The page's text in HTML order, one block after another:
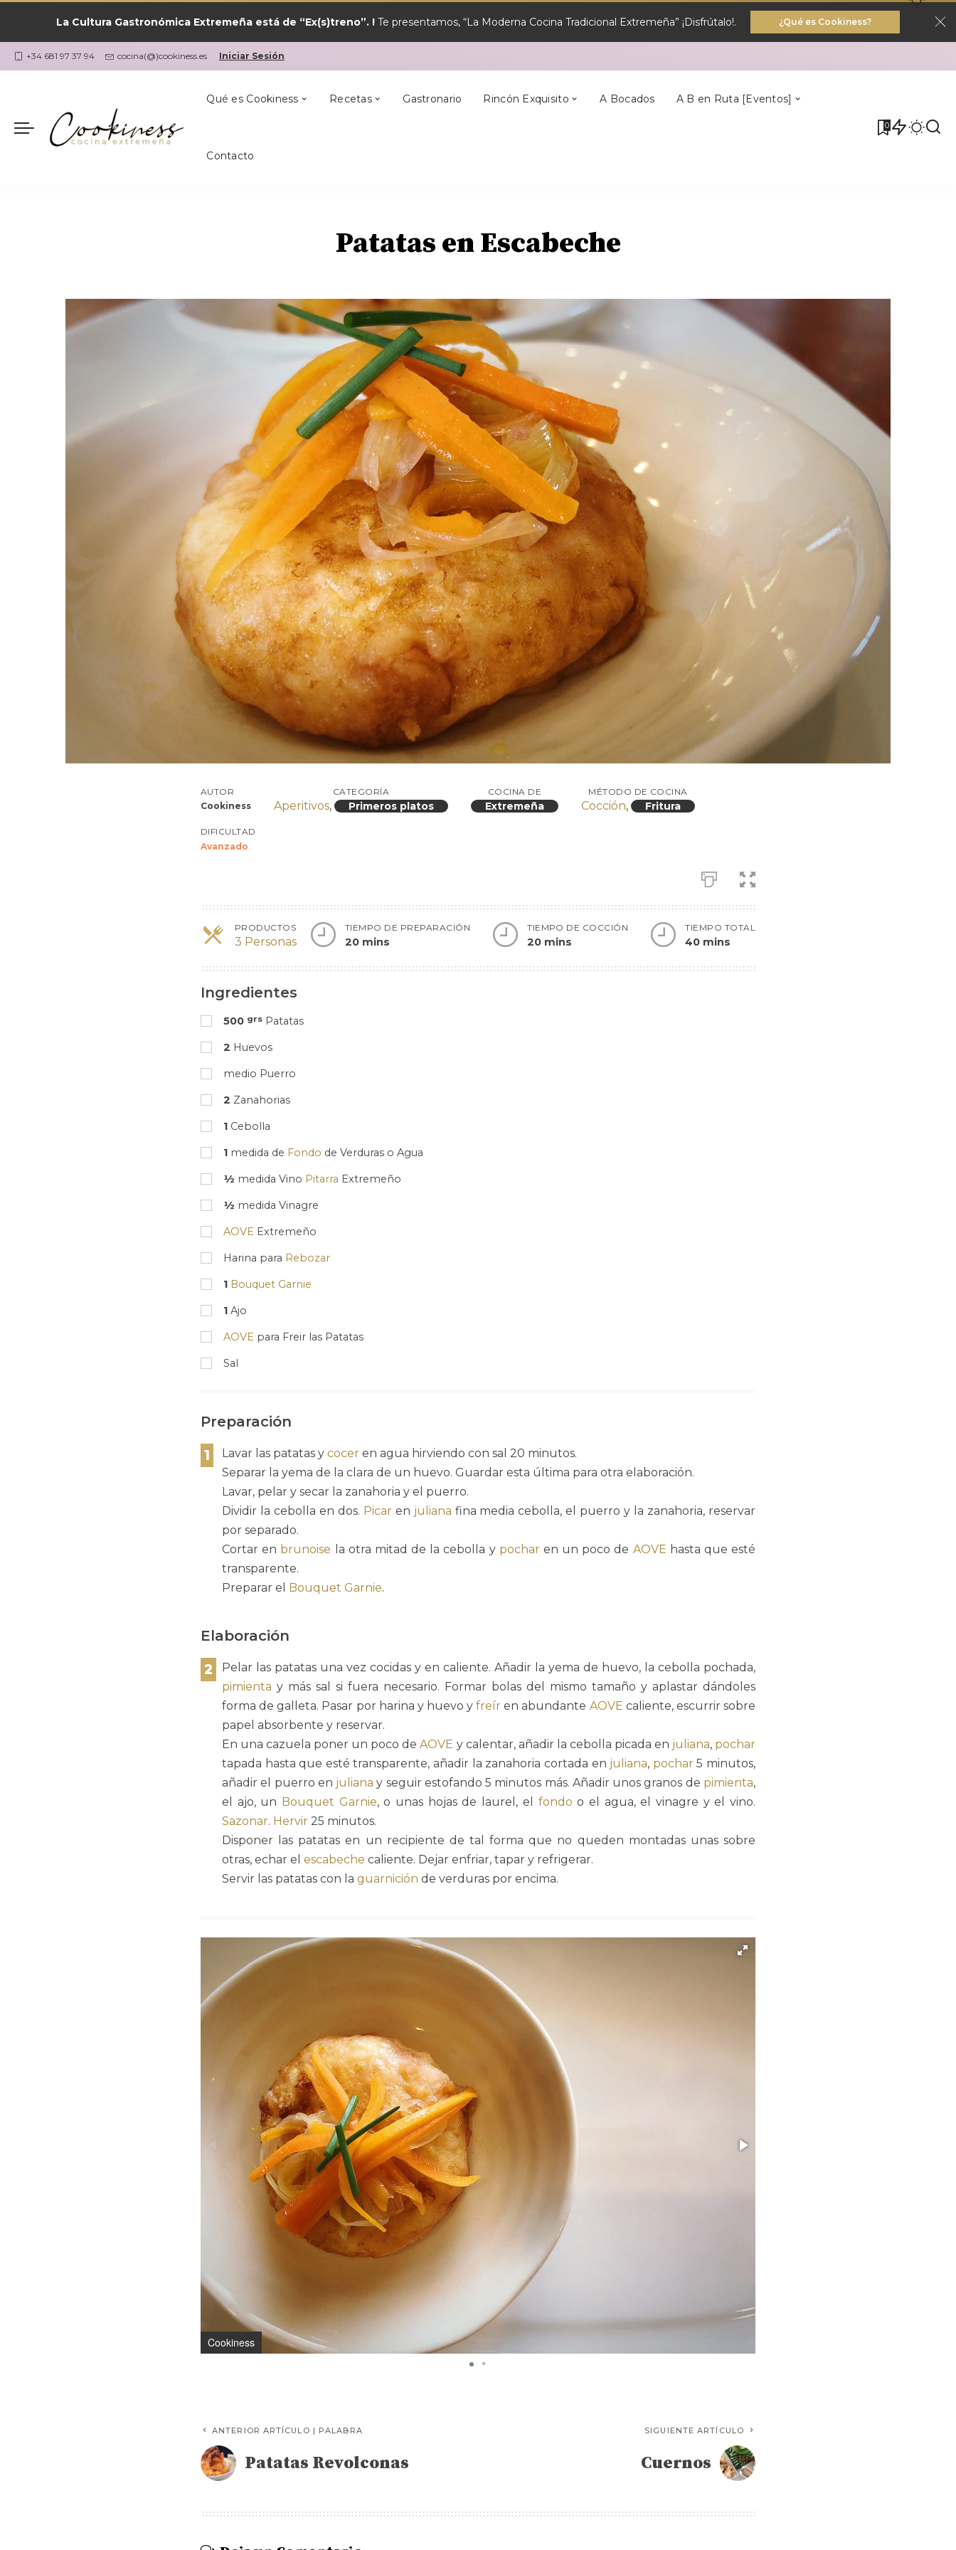
La Cultura Gastronómica Extremeña está de “Ex(s)treno”. ! Te presentamos, “La Moderna Cocina Tradicional Extremeña” ¡Disfrútalo!. ¿Qué es Cookiness?
+34 681 97 37 94 cocina(@)cookiness.es Iniciar Sesión
Qué es Cookiness Recetas
¿Qué Cocino Hoy?
Gastronario Rincón Exquisito A Bocados A B en Ruta [Eventos]
Contacto
0
Las Recetas por
Cookiness
¿Qué Cocino Hoy?
Los Mejores
Postres
En Semana Santa
Coria Alcántara Cilleros Villa Del Rey
Patatas en Escabeche
AUTOR
Cookiness
CATEGORÍA
Aperitivos, Primeros platos
COCINA DE
Extremeña
MÉTODO DE COCINA
Cocción, Fritura
DIFICULTAD
Avanzado
PRODUCTOS
3 Personas
TIEMPO DE PREPARACIÓN
20 mins
TIEMPO DE COCCIÓN
20 mins
TIEMPO TOTAL
40 mins
Ingredientes
500 grs Patatas
2 Huevos
medio Puerro
2 Zanahorias
1 Cebolla
1 medida de Fondo de Verduras o Agua
½ medida Vino Pitarra Extremeño
½ medida Vinagre
AOVE Extremeño
Harina para Rebozar
1 Bouquet Garnie
1 Ajo
AOVE para Freir las Patatas
Sal
Preparación
1
Lavar las patatas y cocer en agua hirviendo con sal 20 minutos.
Separar la yema de la clara de un huevo. Guardar esta última para otra elaboración.
Lavar, pelar y secar la zanahoria y el puerro.
Dividir la cebolla en dos. Picaren juliana fina media cebolla, el puerro y la zanahoria, reservar
por separado.
Cortar en brunoise la otra mitad de la cebolla y pocharen un poco de AOVE hasta que esté
transparente.
Preparar el Bouquet Garnie.
Elaboración
2
Pelar las patatas una vez cocidas y en caliente. Añadir la yema de huevo, la cebolla pochada,
pimienta y más sal si fuera necesario. Formar bolas del mismo tamaño y aplastar dándoles
forma de galleta. Pasar por harina y huevo yfreír en abundante AOVE caliente, escurrir sobre
papel absorbente y reservar.
En una cazuela poner un poco deAOVE y calentar, añadir la cebolla picada en juliana, pochar
tapada hasta que esté transparente, añadir la zanahoria cortada en juliana, pochar5 minutos,
añadir el puerro en juliana y seguir estofando 5 minutos más. Añadir unos granos de pimienta,
el ajo, un Bouquet Garnie, o unas hojas de laurel, el fondo o el agua, el vinagre y el vino.
Sazonar. Hervir 25 minutos.
Disponer las patatas en un recipiente de tal forma que no queden montadas unas sobre
otras, echar el escabeche caliente. Dejar enfriar, tapar y refrigerar.
Servir las patatas con la guarnición de verduras por encima.
Cookiness
ANTERIOR ARTÍCULO | PALABRA
Patatas Revolconas
SIGUIENTE ARTÍCULO
Cuernos